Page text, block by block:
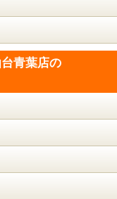
青葉店の